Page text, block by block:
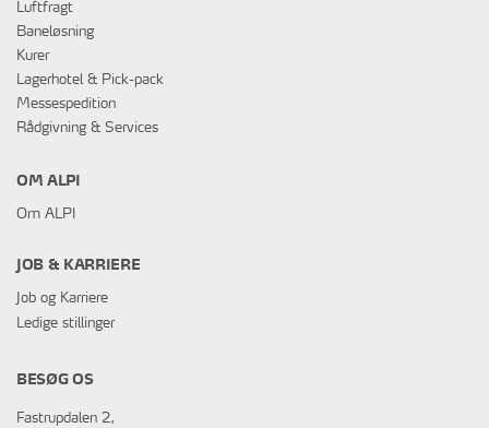
Luftfragt
Baneløsning
Kurer
Lagerhotel & Pick-pack
Messespedition
Rådgivning & Services
OM ALPI
Om ALPI
JOB & KARRIERE
Job og Karriere
Ledige stillinger
BESØG OS
Fastrupdalen 2,